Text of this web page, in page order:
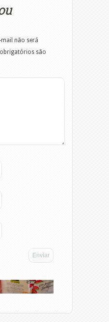
mail não será
são